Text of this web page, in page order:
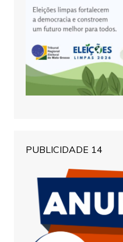
PUBLICIDADE 14